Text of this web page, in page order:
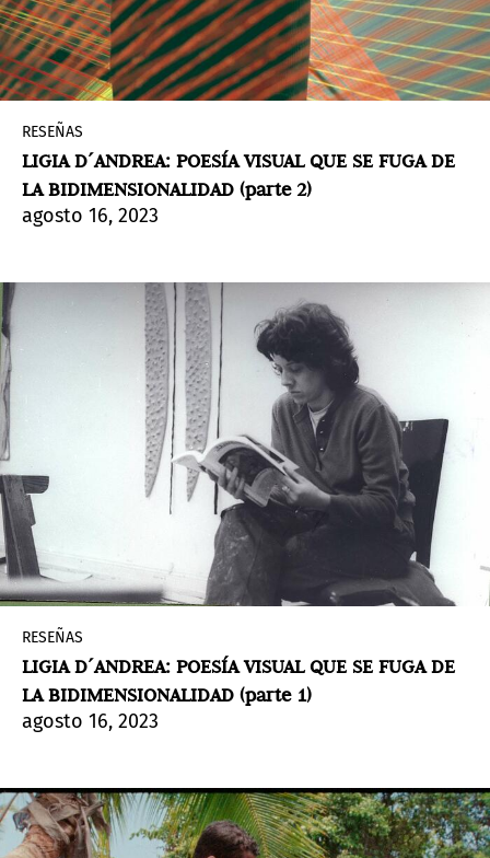
RESEÑAS
LIGIA D´ANDREA: POESÍA VISUAL QUE SE FUGA DE
LA BIDIMENSIONALIDAD (parte 2)
agosto 16, 2023
RESEÑAS
LIGIA D´ANDREA: POESÍA VISUAL QUE SE FUGA DE
LA BIDIMENSIONALIDAD (parte 1)
agosto 16, 2023